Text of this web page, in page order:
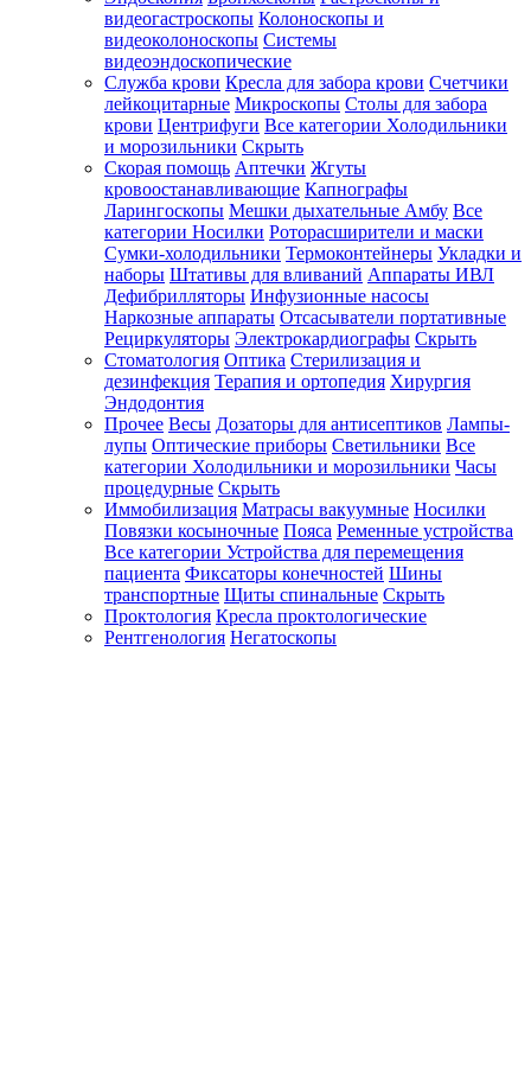
видеогастроскопы Колоноскопы и
видеоколоноскопы Системы
видеоэндоскопические
Служба крови Кресла для забора крови Счетчики
лейкоцитарные Микроскопы Столы для забора
крови Центрифуги Все категории Холодильники
и морозильники Скрыть
Скорая помощь Аптечки Жгуты
кровоостанавливающие Капнографы
Ларингоскопы Мешки дыхательные Амбу Все
категории Носилки Роторасширители и маски
Сумки-холодильники Термоконтейнеры Укладки и
наборы Штативы для вливаний Аппараты ИВЛ
Дефибрилляторы Инфузионные насосы
Наркозные аппараты Отсасыватели портативные
Рециркуляторы Электрокардиографы Скрыть
Стоматология Оптика Стерилизация и
дезинфекция Терапия и ортопедия Хирургия
Эндодонтия
Прочее Весы Дозаторы для антисептиков Лампы-
лупы Оптические приборы Светильники Все
категории Холодильники и морозильники Часы
процедурные Скрыть
Иммобилизация Матрасы вакуумные Носилки
Повязки косыночные Пояса Ременные устройства
Все категории Устройства для перемещения
пациента Фиксаторы конечностей Шины
транспортные Щиты спинальные Скрыть
Проктология Кресла проктологические
Рентгенология Негатоскопы